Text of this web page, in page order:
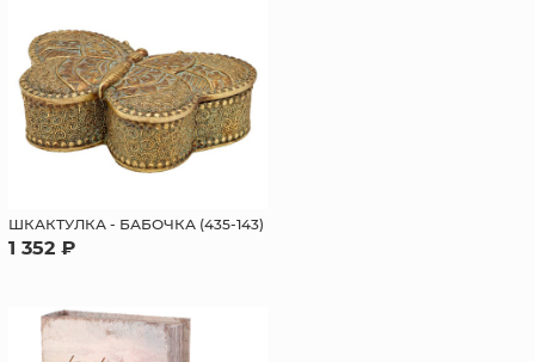
ШКАКТУЛКА - БАБОЧКА (435-143)
1 352 ₽